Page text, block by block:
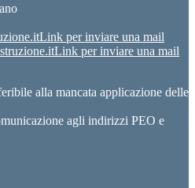
Link per inviare una mail
Link per inviare una mail
alla mancata applicazione delle
agli indirizzi PEO e